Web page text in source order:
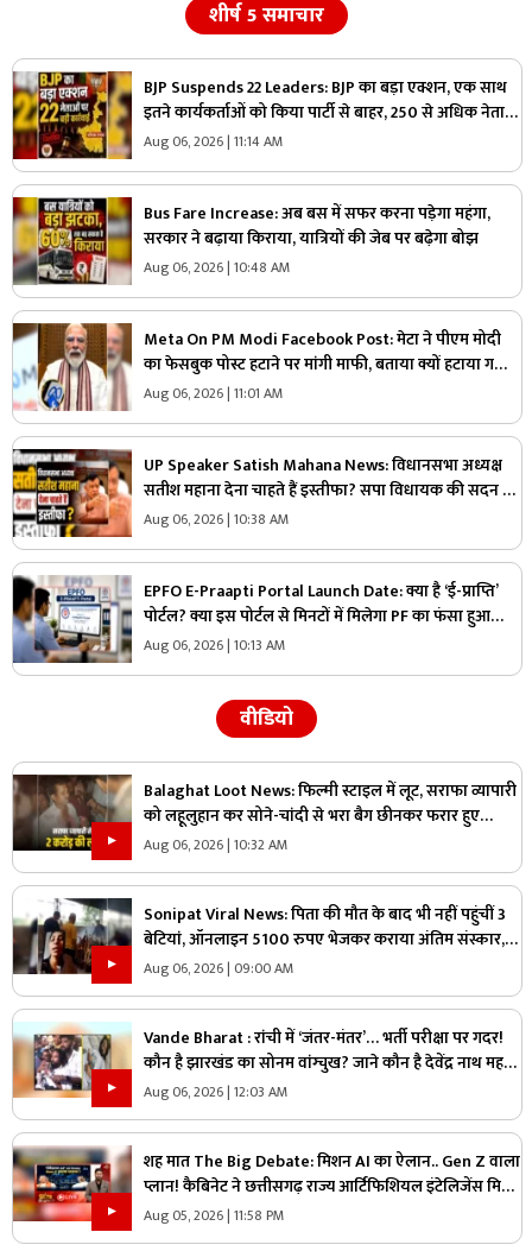
शीर्ष 5 समाचार
BJP Suspends 22 Leaders: BJP का बड़ा एक्शन, एक साथ
इतने कार्यकर्ताओं को किया पार्टी से बाहर, 250 से अधिक नेताओं
को थमाया नोटिस, जानें किस वजह से हुई ये कार्रवाई
Aug 06, 2026 | 11:14 AM
Bus Fare Increase: अब बस में सफर करना पड़ेगा महंगा,
सरकार ने बढ़ाया किराया, यात्रियों की जेब पर बढ़ेगा बोझ
Aug 06, 2026 | 10:48 AM
Meta On PM Modi Facebook Post: मेटा ने पीएम मोदी
का फेसबुक पोस्ट हटाने पर मांगी माफी, बताया क्यों हटाया गया
था
Aug 06, 2026 | 11:01 AM
UP Speaker Satish Mahana News: विधानसभा अध्यक्ष
सतीश महाना देना चाहते हैं इस्तीफा? सपा विधायक की सदन में
ऐसी हरकत से हुए आहत, सदस्यता खत्म करने की भी दी थी
Aug 06, 2026 | 10:38 AM
EPFO E-Praapti Portal Launch Date: क्या है ‘ई-प्राप्ति’
पोर्टल? क्या इस पोर्टल से मिनटों में मिलेगा PF का फंसा हुआ
पैसा? जानिए कब से मिलेगी यह बड़ी सुविधा
Aug 06, 2026 | 10:13 AM
वीडियो
Balaghat Loot News: फिल्मी स्टाइल में लूट, सराफा व्यापारी
को लहूलुहान कर सोने-चांदी से भरा बैग छीनकर फरार हुए
बदमाश, पूरे शहर में नाकेबंदी
Aug 06, 2026 | 10:32 AM
Sonipat Viral News: पिता की मौत के बाद भी नहीं पहुंचीं 3
बेटियां, ऑनलाइन 5100 रुपए भेजकर कराया अंतिम संस्कार,
वीडियो कॉल पर बोली- “अभी और कितना टाइम लगेगा?”
Aug 06, 2026 | 09:00 AM
Vande Bharat : रांची में ‘जंतर-मंतर’… भर्ती परीक्षा पर गदर!
कौन है झारखंड का सोनम वांग्चुख? जाने कौन है देवेंद्र नाथ महतो
?
Aug 06, 2026 | 12:03 AM
शह मात The Big Debate: मिशन AI का ऐलान.. Gen Z वाला
प्लान! कैबिनेट ने छत्तीसगढ़ राज्य आर्टिफिशियल इंटेलिजेंस मिशन
को दी मंजूरी, क्या Gen Z को ध्यान में रखकर तैयार किया गया
प्लान?
Aug 05, 2026 | 11:58 PM